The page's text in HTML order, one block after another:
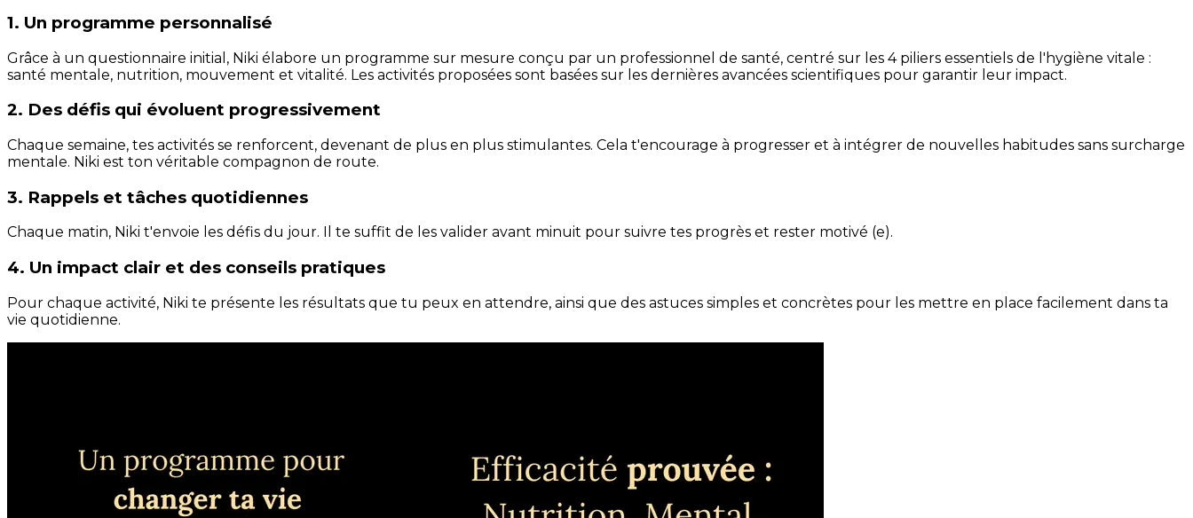
1. Un programme personnalisé
Grâce à un questionnaire initial, Niki élabore un programme sur mesure conçu par un professionnel de santé, centré sur les 4 piliers essentiels de l'hygiène vitale :
santé mentale, nutrition, mouvement et vitalité. Les activités proposées sont basées sur les dernières avancées scientifiques pour garantir leur impact.
2. Des défis qui évoluent progressivement
Chaque semaine, tes activités se renforcent, devenant de plus en plus stimulantes. Cela t'encourage à progresser et à intégrer de nouvelles habitudes sans surcharge
mentale. Niki est ton véritable compagnon de route.
3. Rappels et tâches quotidiennes
Chaque matin, Niki t'envoie les défis du jour. Il te suffit de les valider avant minuit pour suivre tes progrès et rester motivé (e).
4. Un impact clair et des conseils pratiques
Pour chaque activité, Niki te présente les résultats que tu peux en attendre, ainsi que des astuces simples et concrètes pour les mettre en place facilement dans ta
vie quotidienne.